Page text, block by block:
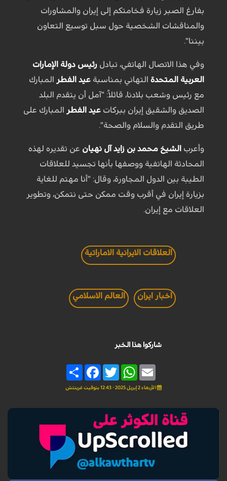
بفارغ الصبر زيارة فخامتكم إلى إيران والمشاورات
والمناقشات الشخصية حول سبل توسيع التعاون
بيننا".
وفي هذا الاتصال الهاتفي، تبادل رئيس دولة الإمارات
العربية المتحدةالتهاني بمناسبة عيد الفطر
المبارك
مع رئيس وشعب بلادنا، قائلاً: "آمل أن يتقدم البلد
الصديق والشقيق إيران ببركات عيد الفطر
المبارك على
طريق التقدم والسلام والصحة".
وأعرب الشيخ محمد بن زايد آل نهيان عن تقديره لهذه
المحادثة الهاتفية ووصفها بأنها تجسيد للعلاقات
الطيبة بين الدول المجاورة، وقال: "أنا مهتم للغاية
بزيارة إيران في أقرب وقت ممكن حتى نتمكن، وتطوير
العلاقات مع إيران.
العلاقات الايرانية الاماراتية
اخبار ايران العالم الاسلامي
شاركوا هذا الخبر
Share
FacebookTwitter
WhatsAppEmail
الأربعاء 2 إبريل 2025 - 12:43 بتوقيت غرينتش